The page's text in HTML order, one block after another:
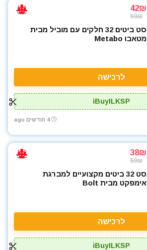
42₪
59₪
סט ביטים 32 חלקים עם מוביל מבית
מטאבו Metabo
לרכישה
iBuyILKSP
4 חודשים ago
38₪
59₪
סט 32 ביטים מקצועיים למברגת
אימפקט מבית Bolt
לרכישה
iBuyILKSP